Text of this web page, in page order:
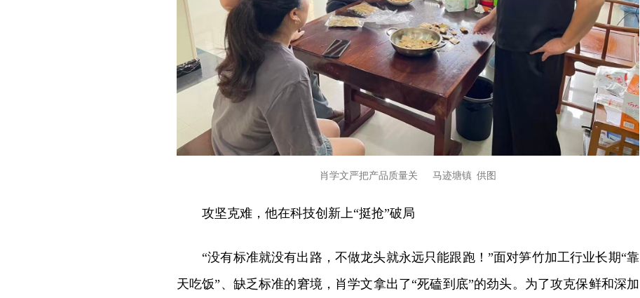
肖学文严把产品质量关 马迹塘镇 供图
攻坚克难，他在科技创新上“挺抢”破局
“没有标准就没有出路，不做龙头就永远只能跟跑！”面对笋竹加工行业长期“靠
天吃饭”、缺乏标准的窘境，肖学文拿出了“死磕到底”的劲头。为了攻克保鲜和深加